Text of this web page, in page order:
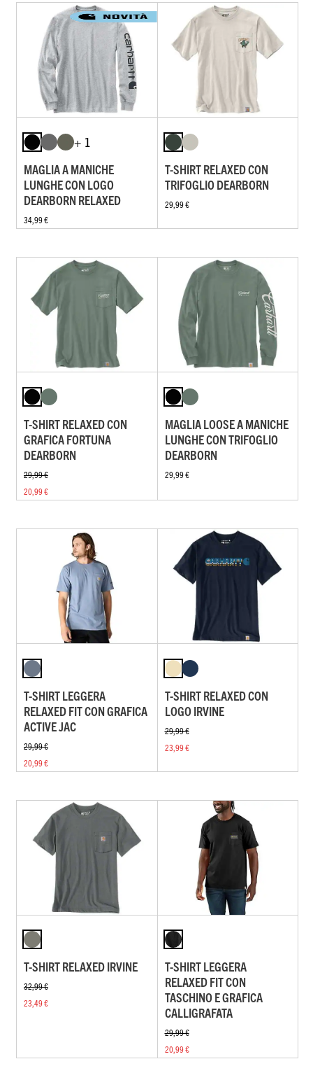
+ 1
MAGLIA A MANICHE
LUNGHE CON LOGO
DEARBORN RELAXED
34,99 €
T-SHIRT RELAXED CON
TRIFOGLIO DEARBORN
29,99 €
T-SHIRT RELAXED CON
GRAFICA FORTUNA
DEARBORN
29,99 €
20,99 €
MAGLIA LOOSE A MANICHE
LUNGHE CON TRIFOGLIO
DEARBORN
29,99 €
T-SHIRT LEGGERA
RELAXED FIT CON GRAFICA
ACTIVE JAC
29,99 €
20,99 €
T-SHIRT RELAXED CON
LOGO IRVINE
29,99 €
23,99 €
T-SHIRT RELAXED IRVINE
32,99 €
23,49 €
T-SHIRT LEGGERA
RELAXED FIT CON
TASCHINO E GRAFICA
CALLIGRAFATA
29,99 €
20,99 €